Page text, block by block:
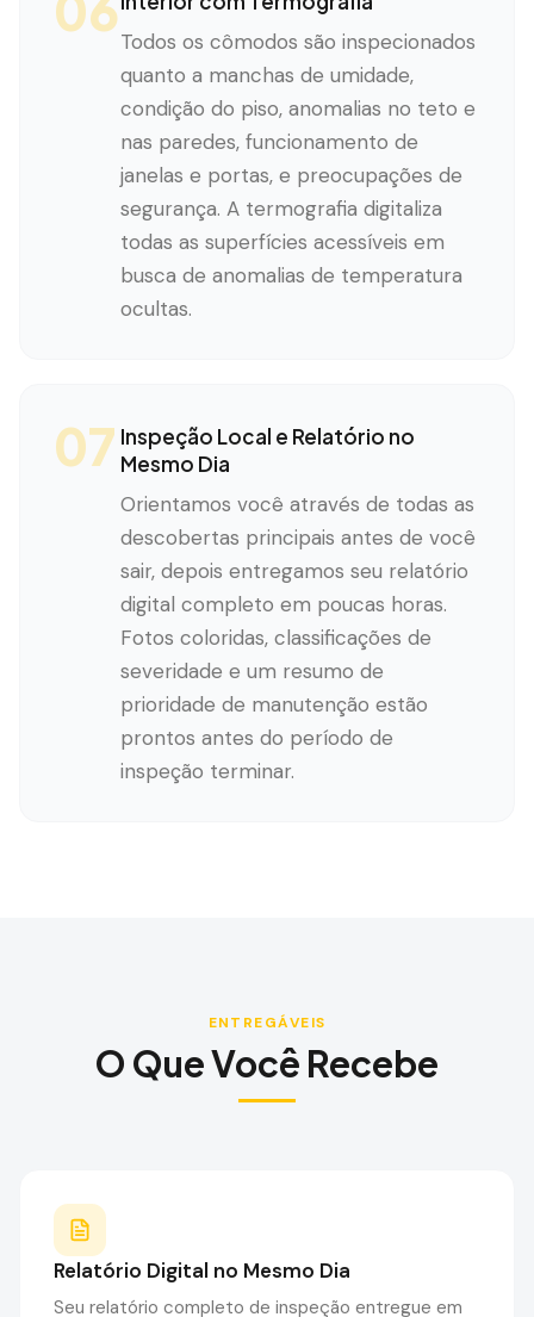
Todos os cômodos são inspecionados
quanto a manchas de umidade,
condição do piso, anomalias no teto e
nas paredes, funcionamento de
janelas e portas, e preocupações de
segurança. A termografia digitaliza
todas as superfícies acessíveis em
busca de anomalias de temperatura
ocultas.
07 Inspeção Local e Relatório no
Mesmo Dia
Orientamos você através de todas as
descobertas principais antes de você
sair, depois entregamos seu relatório
digital completo em poucas horas.
Fotos coloridas, classificações de
severidade e um resumo de
prioridade de manutenção estão
prontos antes do período de
inspeção terminar.
ENTREGÁVEIS
O Que Você Recebe
Relatório Digital no Mesmo Dia
Seu relatório completo de inspeção entregue em